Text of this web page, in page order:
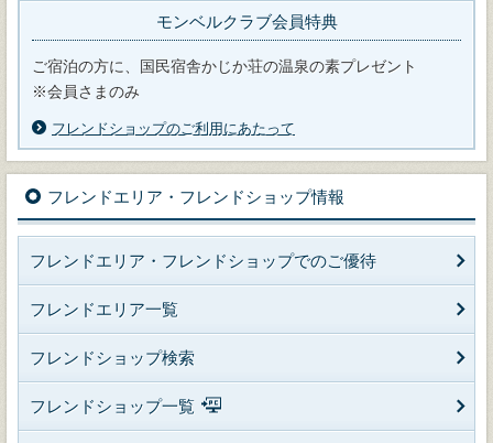
モンベルクラブ会員特典
ご宿泊の方に、国民宿舎かじか荘の温泉の素プレゼント
※会員さまのみ
フレンドショップのご利用にあたって
フレンドエリア・フレンドショップ情報
フレンドエリア・フレンドショップでのご優待
フレンドエリア一覧
フレンドショップ検索
フレンドショップ一覧